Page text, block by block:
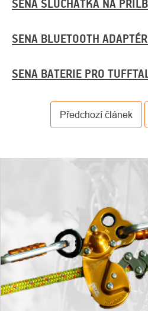
SENA SLUCHÁTKA NA
SENA BLUETOOTH
SENA BATERIE PRO
Předchozí článek